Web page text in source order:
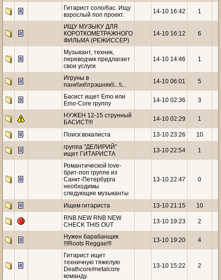
Гитарист соло/бас. Ищу
взрослый поп проект.
14-10 16:42 1
ИЩУ МУЗЫКУ ДЛЯ
КОРОТКОМЕТРАЖНОГО
ФИЛЬМА (РЕЖИССЕР)
14-10 16:12 6
Музыкант, техник,
переводчик предлагает
свои услуги
14-10 14:46 1
Игруны в
панк\\хк\\трэшняк\\...\\...
14-10 06:01 5
Басист ищет Emo или
Emo-Core группу
14-10 02:36 3
НУЖЕН 12-15 струнный
БАСИСТ!!!
14-10 02:29 1
Поиск вокалиста 13-10 23:26 10
группа "ДЕЛИРИЙ"
ищет ГИТАРИСТА
13-10 22:54 1
Романтической love-
брит-поп группе из
Санкт-Петербурга
необходимы
следующие музыканты
13-10 22:47 0
Ищем гитариста 13-10 21:15 10
RNB NEW RNB NEW
CHECK THIS OUT
13-10 19:23 2
Нужен барабанщик
!!!Roots Reggae!!!
13-10 19:20 4
Гитарист ищет
техничную тяжелую
Deathcore/metalcore
команду.
13-10 15:22 2